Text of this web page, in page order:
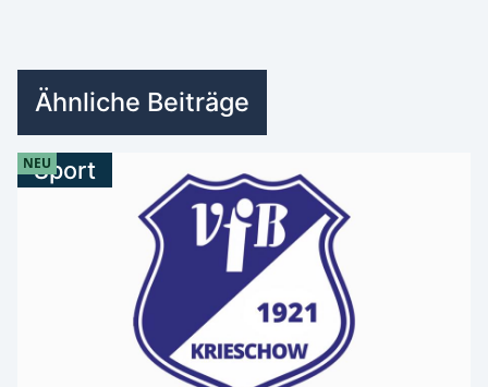
Ähnliche Beiträge
Sport
NEU